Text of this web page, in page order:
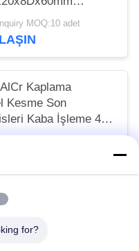
Çelik ve Düşük
Alaşımlı Çelik
için
MOQ:10 adet
Kaplama
Kesme Son
Kaba İşleme 4
Burun
for?